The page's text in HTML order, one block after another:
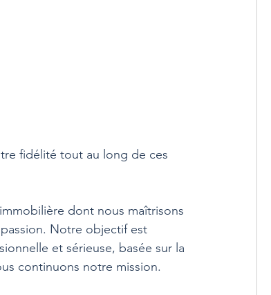
fidélité tout au long de ces
dont nous maîtrisons
Notre objectif est
et sérieuse, basée sur la
continuons notre mission.